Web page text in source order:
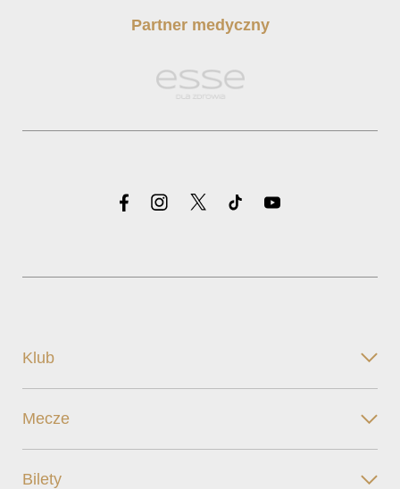
Partner medyczny
Klub
Mecze
Bilety